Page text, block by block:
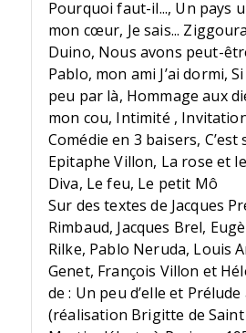
Pourquoi faut-il..., Un pays
mon cœur, Je sais...
Duino, Nous avons peut-
Pablo, mon ami J’ai dormi,
peu par là, Hommage aux
mon cou, Intimité ,
Comédie en 3 baisers,
Epitaphe Villon, La rose et
Diva, Le feu, Le petit Mô
Sur des textes de Jacques
Rimbaud, Jacques Brel,
Rilke, Pablo Neruda, Louis
Genet, François Villon et
de : Un peu d’elle et
(réalisation Brigitte de